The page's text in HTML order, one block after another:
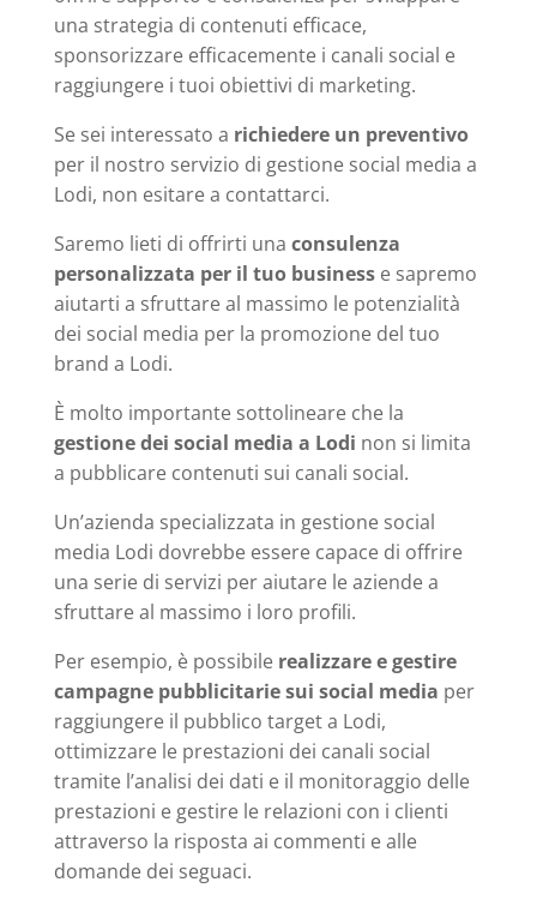
una strategia di contenuti efficace,
sponsorizzare efficacemente i canali social e
raggiungere i tuoi obiettivi di marketing.
Se sei interessato a richiedere un preventivo
per il nostro servizio di gestione social media a
Lodi, non esitare a contattarci.
Saremo lieti di offrirti una consulenza
personalizzata per il tuo businesse sapremo
aiutarti a sfruttare al massimo le potenzialità
dei social media per la promozione del tuo
brand a Lodi.
È molto importante sottolineare che la
gestione dei social media a Lodi non si limita
a pubblicare contenuti sui canali social.
Un’azienda specializzata in gestione social
media Lodi dovrebbe essere capace di offrire
una serie di servizi per aiutare le aziende a
sfruttare al massimo i loro profili.
Per esempio, è possibilerealizzare e gestire
campagne pubblicitarie sui social media per
raggiungere il pubblico target a Lodi,
ottimizzare le prestazioni dei canali social
tramite l’analisi dei dati e il monitoraggio delle
prestazioni e gestire le relazioni con i clienti
attraverso la risposta ai commenti e alle
domande dei seguaci.